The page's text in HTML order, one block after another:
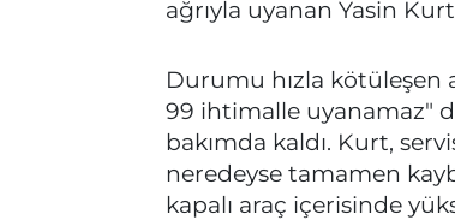
ağrıyla uyanan Yasin
Durumu hızla kötüleşen
99 ihtimalle uyanamaz"
bakımda kaldı. Kurt,
neredeyse tamamen
kapalı araç içerisinde